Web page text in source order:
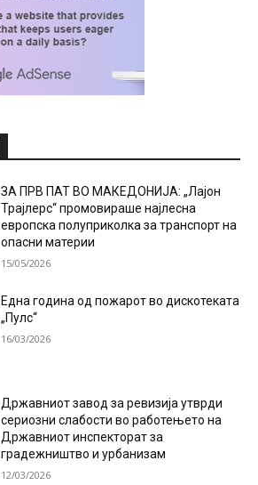
ЗА ПРВ ПАТ ВО МАКЕДОНИЈА: „Лајон
Трајлерс“ промовираше најлесна
европска полуприколка за транспорт на
опасни материи
15/05/2026
Една година од пожарот во дискотеката
„Пулс“
16/03/2026
Државниот завод за ревизија утврди
сериозни слабости во работењето на
Државниот инспекторат за
градежништво и урбанизам
12/03/2026